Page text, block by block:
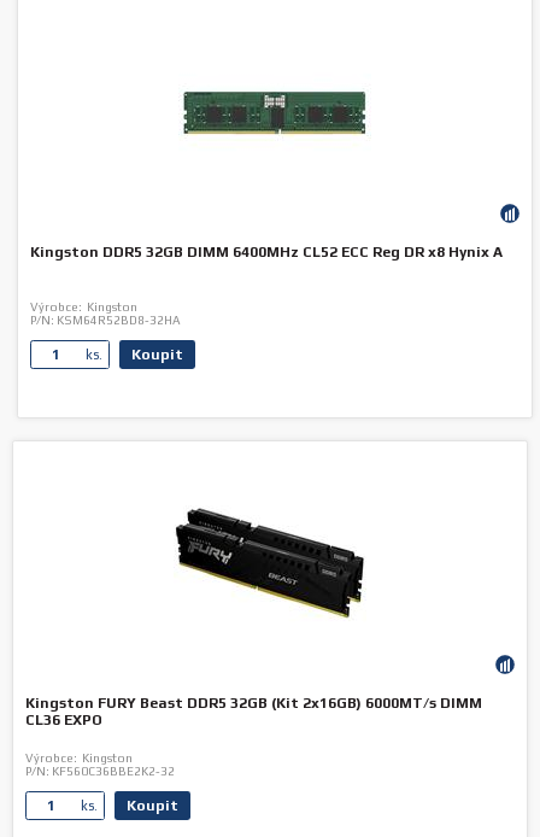
Kingston DDR5 32GB DIMM 6400MHz CL52 ECC Reg DR x8 Hynix A
Výrobce: Kingston
P/N: KSM64R52BD8-32HA
ks. Koupit
Kingston FURY Beast DDR5 32GB (Kit 2x16GB) 6000MT/s DIMM
CL36 EXPO
Výrobce: Kingston
P/N: KF560C36BBE2K2-32
ks. Koupit